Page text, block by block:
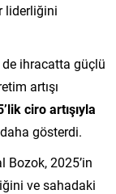
liderliğini
de ihracatta güçlü
artışı
ciro artışıyla
gösterdi.
Bozok, 2025’in
ve sahadaki